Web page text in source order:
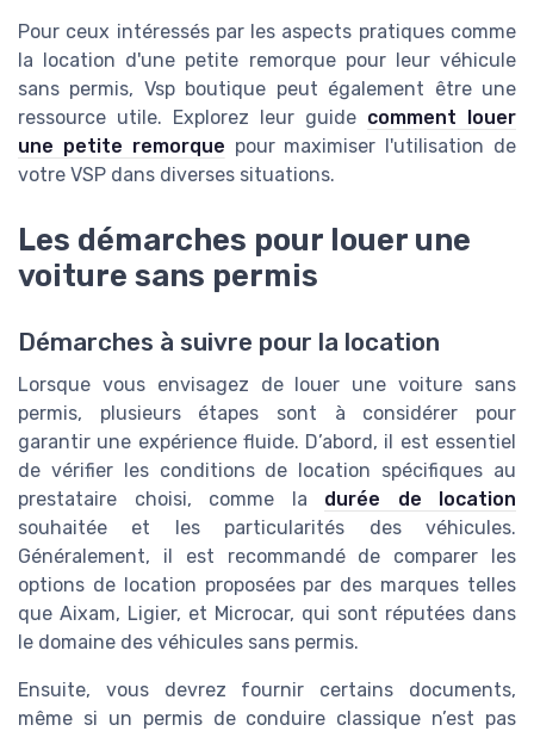
Pour ceux intéressés par les aspects pratiques comme
la location d'une petite remorque pour leur véhicule
sans permis, Vsp boutique peut également être une
ressource utile. Explorez leur guide comment louer
une petite remorque pour maximiser l'utilisation de
votre VSP dans diverses situations.
Les démarches pour louer une
voiture sans permis
Démarches à suivre pour la location
Lorsque vous envisagez de louer une voiture sans
permis, plusieurs étapes sont à considérer pour
garantir une expérience fluide. D’abord, il est essentiel
de vérifier les conditions de location spécifiques au
prestataire choisi, comme la durée de location
souhaitée et les particularités des véhicules.
Généralement, il est recommandé de comparer les
options de location proposées par des marques telles
que Aixam, Ligier, et Microcar, qui sont réputées dans
le domaine des véhicules sans permis.
Ensuite, vous devrez fournir certains documents,
même si un permis de conduire classique n’est pas